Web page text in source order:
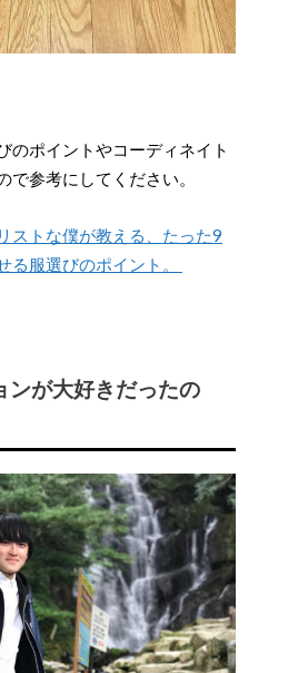
のポイントやコーディネイト
で参考にしてください。
ストな僕が教える、たった9
る服選びのポイント。
ンが大好きだったの